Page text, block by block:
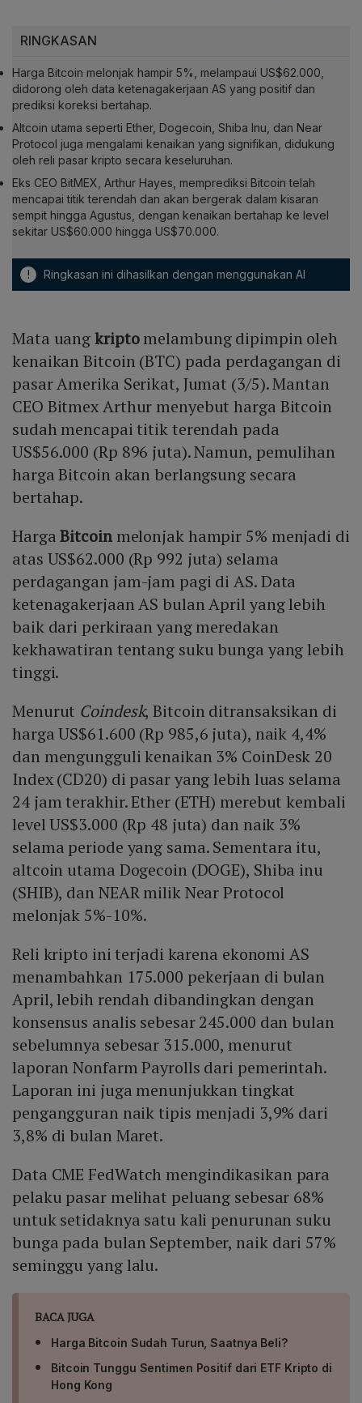
RINGKASAN
Harga Bitcoin melonjak hampir 5%, melampaui US$62.000,
didorong oleh data ketenagakerjaan AS yang positif dan
prediksi koreksi bertahap.
Altcoin utama seperti Ether, Dogecoin, Shiba Inu, dan Near
Protocol juga mengalami kenaikan yang signifikan, didukung
oleh reli pasar kripto secara keseluruhan.
Eks CEO BitMEX, Arthur Hayes, memprediksi Bitcoin telah
mencapai titik terendah dan akan bergerak dalam kisaran
sempit hingga Agustus, dengan kenaikan bertahap ke level
sekitar US$60.000 hingga US$70.000.
! Ringkasan ini dihasilkan dengan menggunakan AI
Mata uangkriptomelambung dipimpin oleh
kenaikan Bitcoin (BTC) pada perdagangan di
pasar Amerika Serikat, Jumat (3/5). Mantan
CEO Bitmex Arthur menyebut harga Bitcoin
sudah mencapai titik terendah pada
US$56.000 (Rp 896 juta). Namun, pemulihan
harga Bitcoin akan berlangsung secara
bertahap.
HargaBitcoinmelonjak hampir 5% menjadi di
atas US$62.000 (Rp 992 juta) selama
perdagangan jam-jam pagi di AS. Data
ketenagakerjaan AS bulan April yang lebih
baik dari perkiraan yang meredakan
kekhawatiran tentang suku bunga yang lebih
tinggi.
Menurut Coindesk, Bitcoin ditransaksikan di
harga US$61.600 (Rp 985,6 juta), naik 4,4%
dan mengungguli kenaikan 3% CoinDesk 20
Index (CD20) di pasar yang lebih luas selama
24 jam terakhir. Ether (ETH) merebut kembali
level US$3.000 (Rp 48 juta) dan naik 3%
selama periode yang sama. Sementara itu,
altcoin utama Dogecoin (DOGE), Shiba inu
(SHIB), dan NEAR milik Near Protocol
melonjak 5%-10%.
Reli kripto ini terjadi karena ekonomi AS
menambahkan 175.000 pekerjaan di bulan
April, lebih rendah dibandingkan dengan
konsensus analis sebesar 245.000 dan bulan
sebelumnya sebesar 315.000, menurut
laporan Nonfarm Payrolls dari pemerintah.
Laporan ini juga menunjukkan tingkat
pengangguran naik tipis menjadi 3,9% dari
3,8% di bulan Maret.
Data CME FedWatch mengindikasikan para
pelaku pasar melihat peluang sebesar 68%
untuk setidaknya satu kali penurunan suku
bunga pada bulan September, naik dari 57%
seminggu yang lalu.
BACA JUGA
Harga Bitcoin Sudah Turun, Saatnya Beli?
Bitcoin Tunggu Sentimen Positif dari ETF Kripto di
Hong Kong